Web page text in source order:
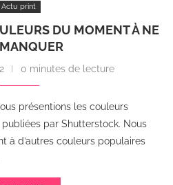
Actu print
DU MOMENT À NE
0 minutes de lecture
présentions les couleurs
publiées par Shutterstock. Nous
à d’autres couleurs populaires